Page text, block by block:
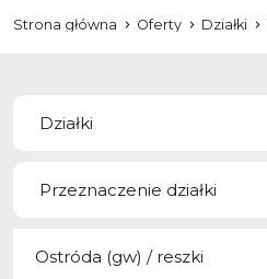
Strona główna Oferty Działki